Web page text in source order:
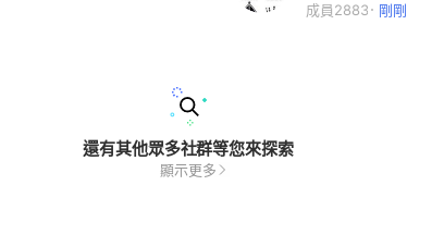
成員2883
剛剛
還有其他眾多社群等您來探索
顯示更多